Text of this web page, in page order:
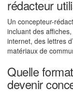
rédacteur
Un concepteur-
incluant des
internet, des lettres
matériaux de
Quelle
devenir